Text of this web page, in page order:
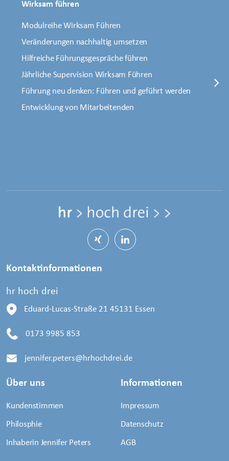
Wirksam führen
Modulreihe Wirksam Führen
Veränderungen nachhaltig umsetzen
Hilfreiche Führungsgespräche führen
Jährliche Supervision Wirksam Führen
Führung neu denken: Führen und geführt werden
Entwicklung von Mitarbeitenden
Kontaktinformationen
hr hoch drei
Eduard-Lucas-Straße 21 45131 Essen
0173 9985 853
jennifer.peters@hrhochdrei.de
Über uns
Kundenstimmen
Philosphie
Inhaberin Jennifer Peters
Informationen
Impressum
Datenschutz
AGB